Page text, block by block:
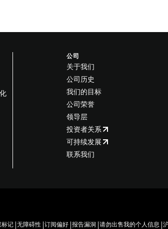
公司
关于我们
公司历史
我们的目标
公司荣誉
领导层
投资者关系
可持续发展
联系我们
标记 |无障碍性 |订阅偏好 |报告漏洞 |请勿出售我的个人信息 |